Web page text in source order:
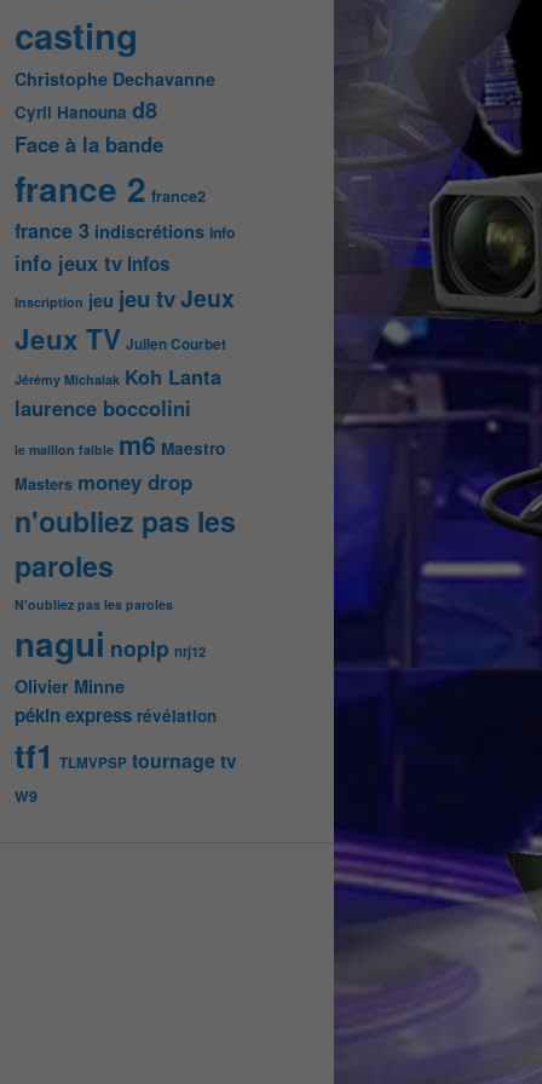
casting
Christophe Dechavanne
Cyril Hanouna d8
Face à la bande
france 2 france2
france 3 indiscrétions info
info jeux tv Infos
Inscription jeu jeu tvJeux
Jeux TV Julien Courbet
Jérémy Michalak Koh Lanta
laurence boccolini
le maillon faible m6 Maestro
Masters money drop
n'oubliez pas les
paroles
N'oubliez pas les paroles
nagui noplp nrj12
Olivier Minne
pékin express révélation
tf1 TLMVPSP tournagetv
W9